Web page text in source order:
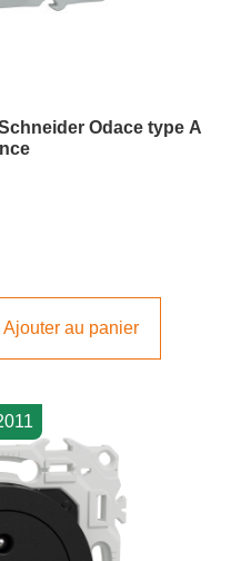
Odace type A
Ajouter au panier